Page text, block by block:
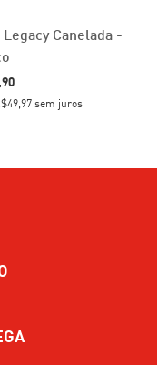
Legacy Canelada -
sem juros